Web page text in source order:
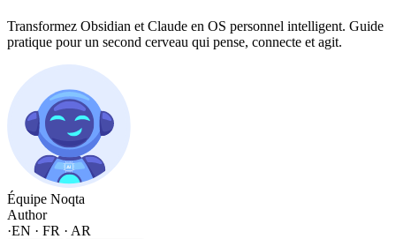
Transformez Obsidian et Claude en OS personnel intelligent. Guide
pratique pour un second cerveau qui pense, connecte et agit.
Équipe Noqta
Author
·EN · FR · AR